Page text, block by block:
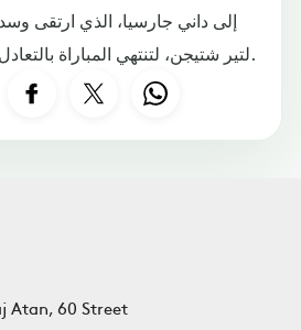
إلى داني جارسيا، الذي ارتقى
لتير شتيجن، لتنتهي المباراة بالتعادل السلبي بين الطرفين.
Atan, 60 Street